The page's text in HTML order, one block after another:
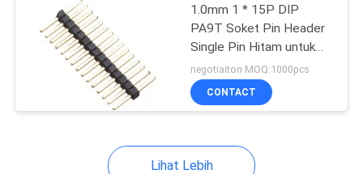
1.0mm 1 * 15P DIP
PA9T Soket Pin Header
Single Pin Hitam untuk
Papan PCB
negotiaiton MOQ:1000pcs
CONTACT
Lihat Lebih